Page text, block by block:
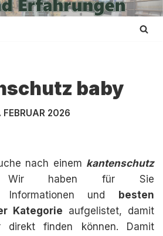
baby
FEBRUAR 2026
nach einem kantenschutz
haben für Sie
Informationen und
besten
Kategorie aufgelistet, damit
direkt finden können. Damit